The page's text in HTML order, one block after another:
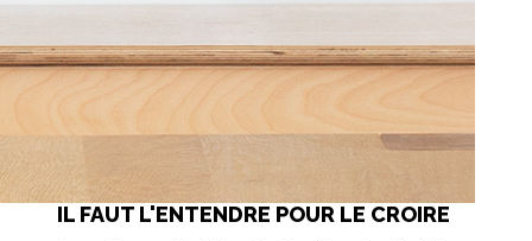
IL FAUT L'ENTENDRE POUR LE CROIRE